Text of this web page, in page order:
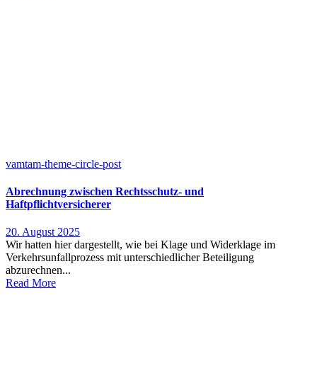
vamtam-theme-circle-post
Abrechnung zwischen Rechtsschutz- und
Haftpflichtversicherer
20. August 2025
Wir hatten hier dargestellt, wie bei Klage und Widerklage im
Verkehrsunfallprozess mit unterschiedlicher Beteiligung
abzurechnen...
Read More